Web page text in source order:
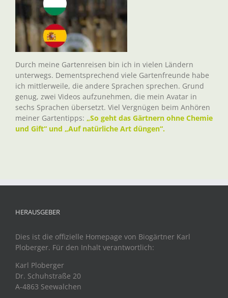
Durch meine Gartenreisen bin ich in vielen Ländern
unterwegs. Dementsprechend viele Gartenfreunde habe
ich mittlerweile, die andere Sprachen sprechen. Grund
genug, zwei Videos aufzunehmen, die mein Avatar in
sechs Sprachen übersetzt. Viel Vergnügen beim Anhören
meiner Gartentipps: „So geht das Gärtnern ohne Chemie
und Gift“ und „Auf natürliche Art düngen“.
HERAUSGEBER
Dies ist die offizielle Homepage von Biogärtner Karl
Ploberger. Für den Inhalt verantwortlich:
Karl Ploberger
Dr. Schuhstraße 20
A-4863 Seewalchen